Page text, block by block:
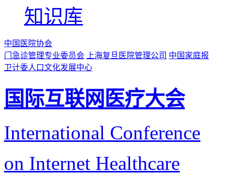
知识库
中国医院协会
门急诊管理专业委员会 上海复旦医院管理公司 中国家庭报
卫计委人口文化发展中心
国际互联网医疗大会
International Conference
on Internet Healthcare